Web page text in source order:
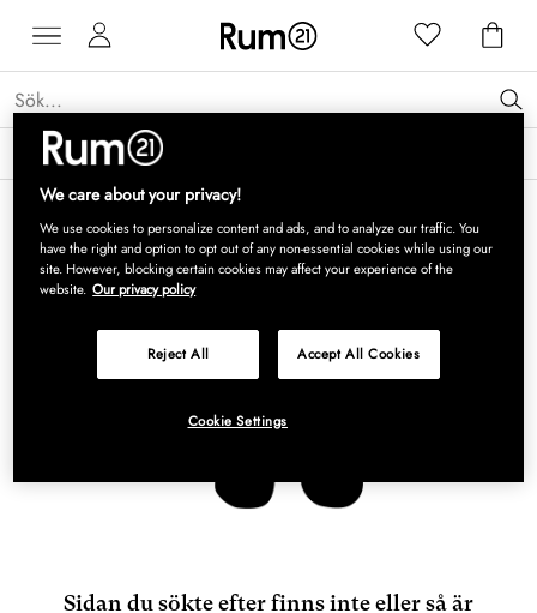
Få 15 % rabatt på Grythyttan Stålmöbler* →
Sidan du sökte efter finns inte eller så är
We care about your privacy!
We use cookies to personalize content and ads, and to analyze our traffic. You
have the right and option to opt out of any non-essential cookies while using our
site. However, blocking certain cookies may affect your experience of the
website. Our privacy policy
Reject All Accept All Cookies
Cookie Settings